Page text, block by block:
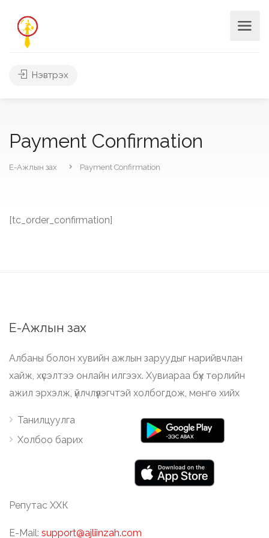
Нэвтрэх
Payment Confirmation
Е-Ажлын зах Payment Confirmation
[tc_order_confirmation]
Е-Ажлын зах
Албаны болон хувийн ажлын заруудыг нарийвчлан
хайж, хүсэлтээ онлайн илгээх. Хувиараа бүх төрлийн
ажил эрхэлж, үйлчлүүлэгчтэй холбогдож, мөнгө хийх
Танилцуулга
Холбоо барих
Репутас ХХК
E-Mail: support@ajliinzah.com